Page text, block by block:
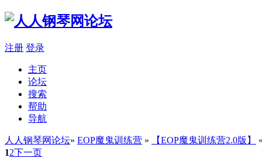
注册 登录
主页
论坛
搜索
帮助
导航
人人钢琴网论坛» EOP魔鬼训练营 » 【EOP魔鬼训练营2.0版】
12下一页